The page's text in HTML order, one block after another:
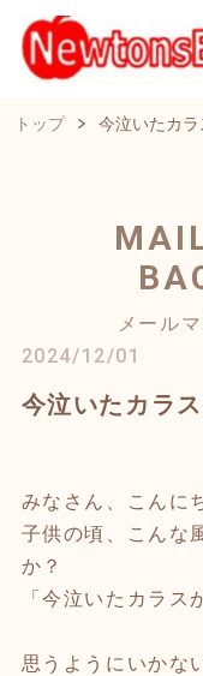
トップ 今泣いたカ
メール
2024/12/01
今泣いたカラ
みなさん、こんに
子供の頃、こんな
か？
「今泣いたカラス
思うようにいかな